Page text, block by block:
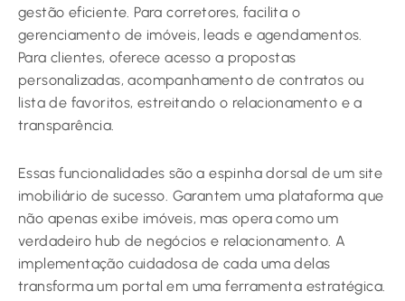
gestão eficiente. Para corretores, facilita o
gerenciamento de imóveis, leads e agendamentos.
Para clientes, oferece acesso a propostas
personalizadas, acompanhamento de contratos ou
lista de favoritos, estreitando o relacionamento e a
transparência.
Essas funcionalidades são a espinha dorsal de um site
imobiliário de sucesso. Garantem uma plataforma que
não apenas exibe imóveis, mas opera como um
verdadeiro hub de negócios e relacionamento. A
implementação cuidadosa de cada uma delas
transforma um portal em uma ferramenta estratégica.